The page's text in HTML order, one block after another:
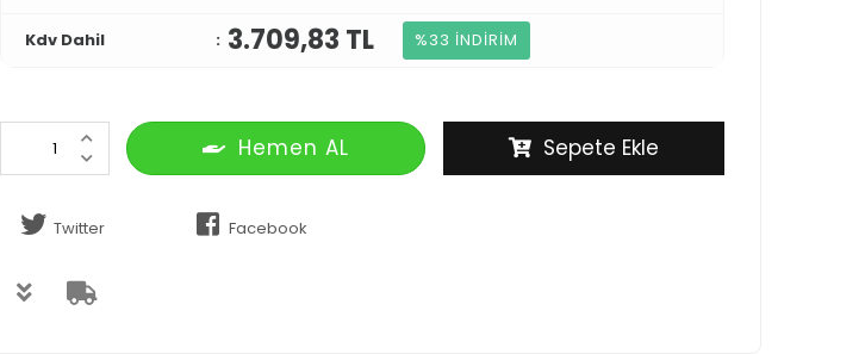
Kdv Dahil 3.709,83 TL %33 İNDİRİM
Hemen AL Sepete Ekle
Twitter Facebook